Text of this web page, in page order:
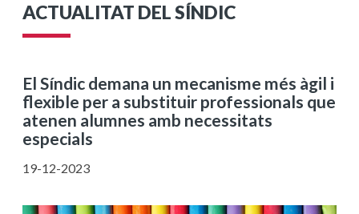
ACTUALITAT DEL SÍNDIC
El Síndic demana un mecanisme més àgil i
flexible per a substituir professionals que
atenen alumnes amb necessitats
especials
19-12-2023